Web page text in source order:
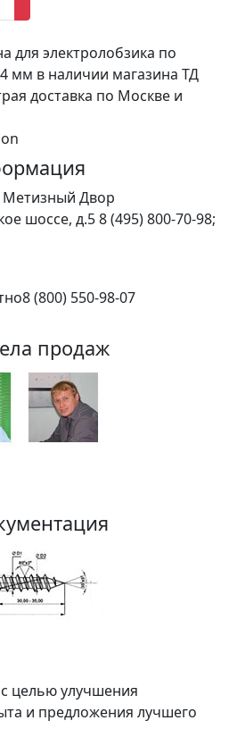
для электролобзика по
мм в наличии магазина ТД
доставка по Москве и
Двор
шоссе, д.58 (495) 800-70-98;
8 (800) 550-98-07
продаж
целью улучшения
и предложения лучшего